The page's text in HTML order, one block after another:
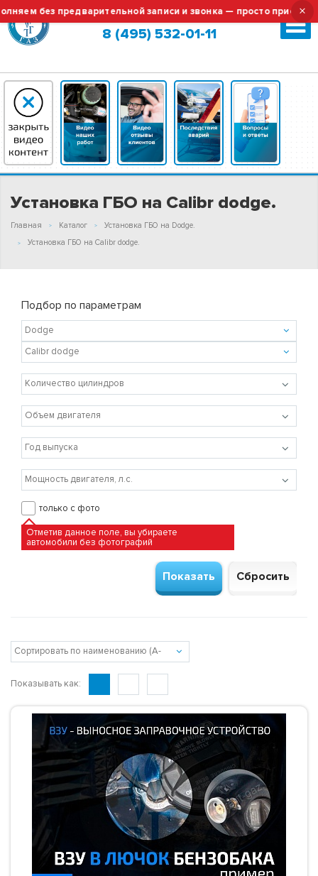
без предварительной записи и звонка — просто приезжайте!
×
Москва (сменить город?)
8 (495) 532-01-11
Установка ГБО на Calibr dodge.
Главная Каталог
Установка ГБО на Dodge.
Установка ГБО на Calibr dodge.
Подбор по параметрам
только с фото
Отметив данное поле, вы убираете
автомобили без фотографий
Показывать как: